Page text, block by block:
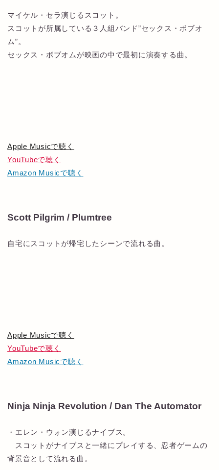
マイケル・セラ演じるスコット。
スコットが所属している３人組バンド”セックス・ボブオ
ム”。
セックス・ボブオムが映画の中で最初に演奏する曲。
Apple Musicで聴く
YouTubeで聴く
Amazon Musicで聴く
Scott Pilgrim / Plumtree
自宅にスコットが帰宅したシーンで流れる曲。
Apple Musicで聴く
YouTubeで聴く
Amazon Musicで聴く
Ninja Ninja Revolution / Dan The Automator
・エレン・ウォン演じるナイブス。
スコットがナイブスと一緒にプレイする、忍者ゲームの
背景音として流れる曲。